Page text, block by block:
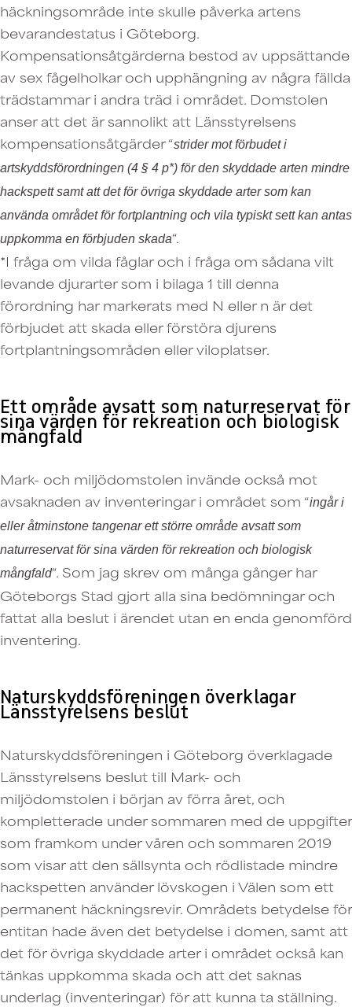
häckningsområde inte skulle påverka artens
bevarandestatus i Göteborg.
Kompensationsåtgärderna bestod av uppsättande
av sex fågelholkar och upphängning av några fällda
trädstammar i andra träd i området. Domstolen
anser att det är sannolikt att Länsstyrelsens
kompensationsåtgärder “strider mot förbudet i
artskyddsförordningen (4 § 4 p*) för den skyddade arten mindre
hackspett samt att det för övriga skyddade arter som kan
använda området för fortplantning och vila typiskt sett kan antas
uppkomma en förbjuden skada“.
*I fråga om vilda fåglar och i fråga om sådana vilt
levande djurarter som i bilaga 1 till denna
förordning har markerats med N eller n är det
förbjudet att skada eller förstöra djurens
fortplantningsområden eller viloplatser.
Ett område avsatt som naturreservat för
sina värden för rekreation och biologisk
mångfald
Mark- och miljödomstolen invände också mot
avsaknaden av inventeringar i området som “ingår i
eller åtminstone tangenar ett större område avsatt som
naturreservat för sina värden för rekreation och biologisk
mångfald“. Som jag skrev om många gånger har
Göteborgs Stad gjort alla sina bedömningar och
fattat alla beslut i ärendet utan en enda genomförd
inventering.
Naturskyddsföreningen överklagar
Länsstyrelsens beslut
Naturskyddsföreningen i Göteborg överklagade
Länsstyrelsens beslut till Mark- och
miljödomstolen i början av förra året, och
kompletterade under sommaren med de uppgifter
som framkom under våren och sommaren 2019
som visar att den sällsynta och rödlistade mindre
hackspetten använder lövskogen i Välen som ett
permanent häckningsrevir. Områdets betydelse för
entitan hade även det betydelse i domen, samt att
det för övriga skyddade arter i området också kan
tänkas uppkomma skada och att det saknas
underlag (inventeringar) för att kunna ta ställning.